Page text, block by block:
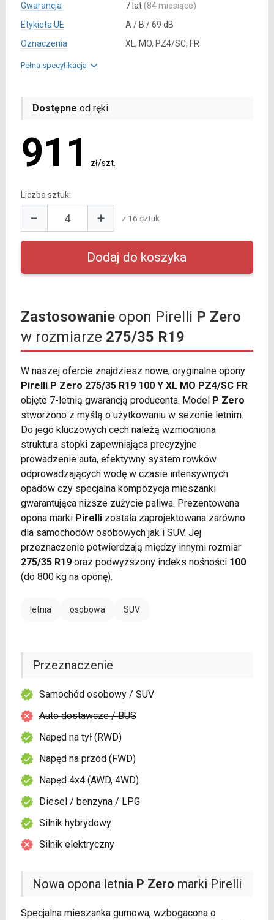
Gwarancja
7 lat (84 miesiące)
Etykieta UE
A / B / 69 dB
Oznaczenia
XL, MO, PZ4/SC, FR
Pełna specyfikacja
Dostępne od ręki
911 zł/szt.
Liczba sztuk:
− + z 16 sztuk
Zastosowanieopon Pirelli P Zero
w rozmiarze 275/35 R19
W naszej ofercie znajdziesz nowe, oryginalne opony
Pirelli P Zero 275/35 R19 100 Y XL MO PZ4/SC FR
objęte 7-letnią gwarancją producenta. Model P Zero
stworzono z myślą o użytkowaniu w sezonie letnim.
Do jego kluczowych cech należą wzmocniona
struktura stopki zapewniająca precyzyjne
prowadzenie auta, efektywny system rowków
odprowadzających wodę w czasie intensywnych
opadów czy specjalna kompozycja mieszanki
gwarantująca niższe zużycie paliwa. Prezentowana
opona marki Pirellizostała zaprojektowana zarówno
dla samochodów osobowych jak i SUV. Jej
przeznaczenie potwierdzają między innymi rozmiar
275/35 R19oraz podwyższony indeks nośności 100
(do 800 kg na oponę).
letnia osobowa SUV
Nowa opona letnia P Zero marki Pirelli
Specjalna mieszanka gumowa, wzbogacona o
Przeznaczenie
Samochód osobowy / SUV
Auto dostawcze / BUS
Napęd na tył (RWD)
Napęd na przód (FWD)
Napęd 4x4 (AWD, 4WD)
Diesel / benzyna / LPG
Silnik hybrydowy
Silnik elektryczny